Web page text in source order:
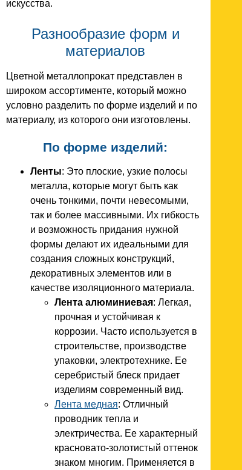
искусства.
Разнообразие форм и
материалов
Цветной металлопрокат представлен в
широком ассортименте, который можно
условно разделить по форме изделий и по
материалу, из которого они изготовлены.
По форме изделий:
Ленты: Это плоские, узкие полосы
металла, которые могут быть как
очень тонкими, почти невесомыми,
так и более массивными. Их гибкость
и возможность придания нужной
формы делают их идеальными для
создания сложных конструкций,
декоративных элементов или в
качестве изоляционного материала.
Лента алюминиевая: Легкая,
прочная и устойчивая к
коррозии. Часто используется в
строительстве, производстве
упаковки, электротехнике. Ее
серебристый блеск придает
изделиям современный вид.
Лента медная: Отличный
проводник тепла и
электричества. Ее характерный
красновато-золотистый оттенок
знаком многим. Применяется в